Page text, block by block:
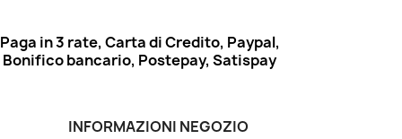
Paga in 3 rate, Carta di Credito, Paypal,
Bonifico bancario, Postepay, Satispay
INFORMAZIONI NEGOZIO